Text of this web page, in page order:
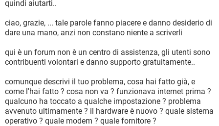
quindi aiutarti..
ciao, grazie, ... tale parole fanno piacere e danno desiderio di
dare una mano, anzi non constano niente a scriverli
qui è un forum non è un centro di assistenza, gli utenti sono
contribuenti volontari e danno supporto gratuitamente..
comunque descrivi il tuo problema, cosa hai fatto già, e
come l'hai fatto ? cosa non va ? funzionava internet prima ?
qualcuno ha toccato a qualche impostazione ? problema
avvenuto ultimamente ? il hardware è nuovo ? quale sistema
operativo ? quale modem ? quale fornitore ?